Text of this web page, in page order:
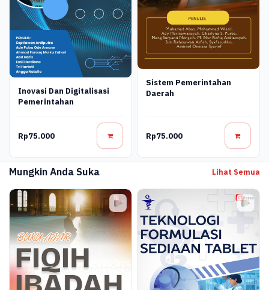
Inovasi Dan Digitalisasi
Pemerintahan
Rp75.000
Sistem Pemerintahan
Daerah
Rp75.000
Mungkin Anda Suka Lihat Semua